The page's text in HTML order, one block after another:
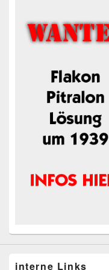
interne Links